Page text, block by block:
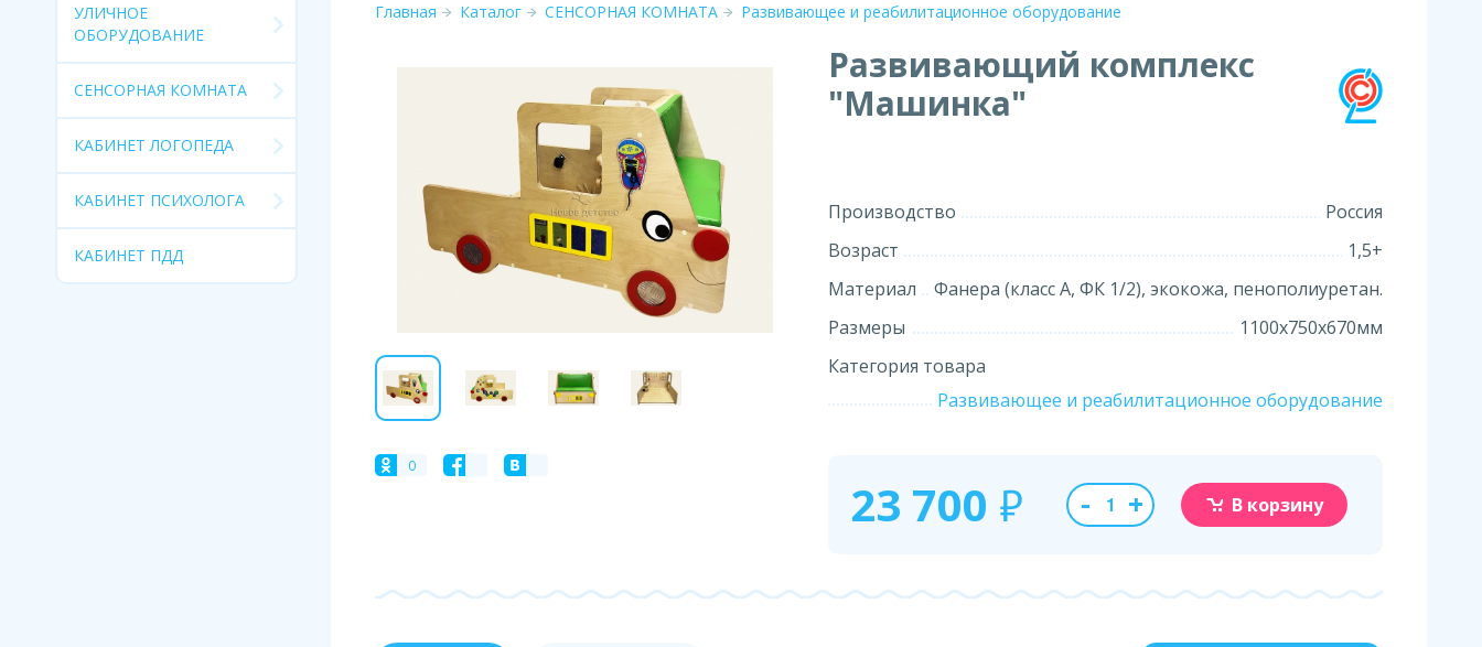
УЛИЧНОЕ
ОБОРУДОВАНИЕ
СЕНСОРНАЯ КОМНАТА
КАБИНЕТ ЛОГОПЕДА
КАБИНЕТ ПСИХОЛОГА
КАБИНЕТ ПДД
Главная Каталог СЕНСОРНАЯ КОМНАТА Развивающее и реабилитационное оборудование
0
Развивающий комплекс
"Машинка"
Производство
Россия
Возраст
1,5+
Материал
Фанера (класс А, ФК 1/2), экокожа, пенополиуретан.
Размеры
1100х750х670мм
Категория товара
Развивающее и реабилитационное оборудование
23 700 ₽ - + В корзину